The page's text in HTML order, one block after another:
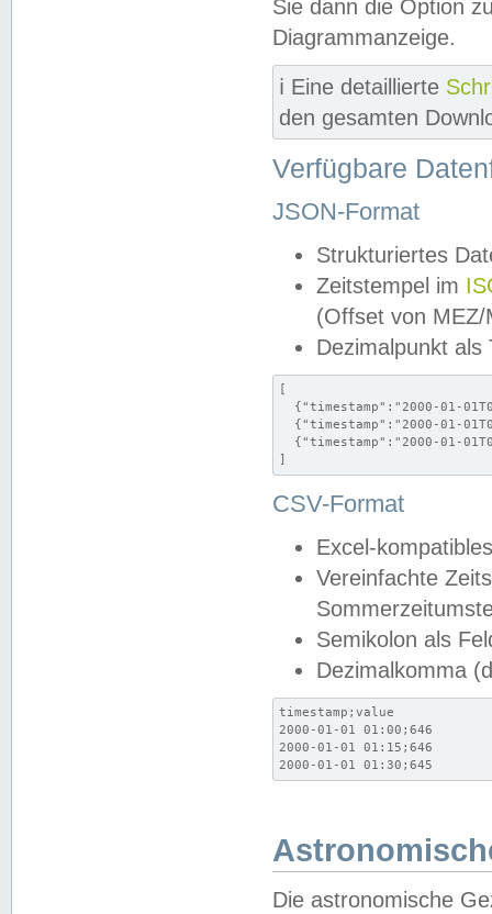
Sie dann die Option
Diagrammanzeige.
ℹ️ Eine detaillierte
den gesamten
Verfügbare
JSON-Format
Strukturiertes
Zeitstempel im
(Offset von MEZ/
Dezimalpunkt als
[
{"timestamp":"2000-01-
{"timestamp":"2000-01-
{"timestamp":"2000-01-
]
CSV-Format
Excel-
Vereinfachte
Semikolon als
Dezimalkomma
timestamp;value
2000-01-01 01:00;646
2000-01-01 01:15;646
2000-01-01 01:30;645
Die astronomische